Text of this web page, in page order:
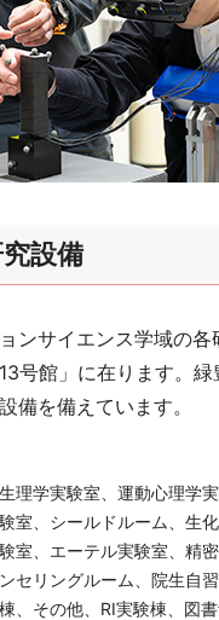
設備
ンサイエンス学域の各
号館」に在ります。
備を備えています。
理学実験室、運動心理学
室、シールドルーム、生
室、エーテル実験室、精密
セリングルーム、院生自
、その他、RI実験棟、図